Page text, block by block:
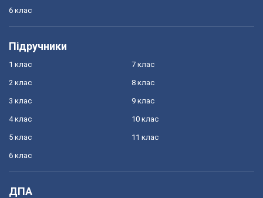
6 клас
Підручники
1 клас
2 клас
3 клас
4 клас
5 клас
6 клас
7 клас
8 клас
9 клас
10 клас
11 клас
ДПА